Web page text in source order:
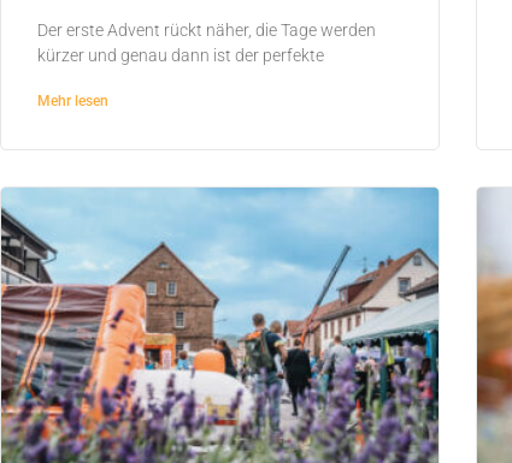
Der erste Advent rückt näher, die Tage werden
kürzer und genau dann ist der perfekte
Mehr lesen